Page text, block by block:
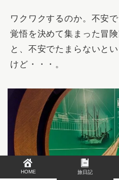
ワクワクするのか。不安
覚悟を決めて集まった冒
と、不安でたまらないと
けど・・・。
HOME 旅日記